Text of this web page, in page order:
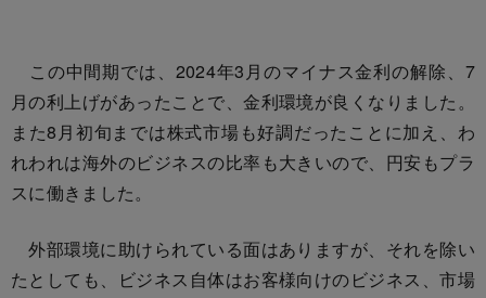
この中間期では、2024年3月のマイナス金利の解除、7
月の利上げがあったことで、金利環境が良くなりました。
また8月初旬までは株式市場も好調だったことに加え、わ
れわれは海外のビジネスの比率も大きいので、円安もプラ
スに働きました。
外部環境に助けられている面はありますが、それを除い
たとしても、ビジネス自体はお客様向けのビジネス、市場